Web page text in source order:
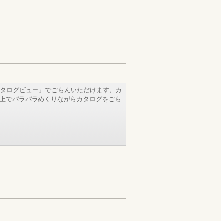
ログビュー」でごらんいただけます。カ
でパラパラめくりながらカタログをごら